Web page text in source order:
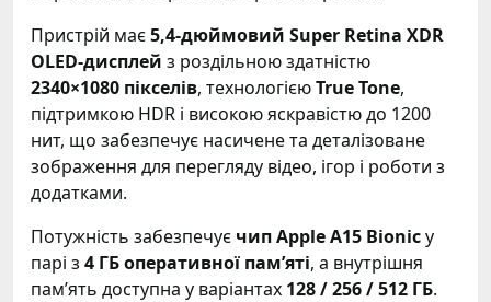
Пристрій має5,4-дюймовий Super Retina XDR
OLED-дисплей з роздільною здатністю
2340×1080 пікселів, технологієюTrue Tone,
підтримкою HDR і високою яскравістю до 1200
нит, що забезпечує насичене та деталізоване
зображення для перегляду відео, ігор і роботи з
додатками.
Потужність забезпечує чип Apple A15 Bionicу
парі з 4 ГБ оперативної памʼяті, а внутрішня
памʼять доступна у варіантах 128 / 256 / 512 ГБ.